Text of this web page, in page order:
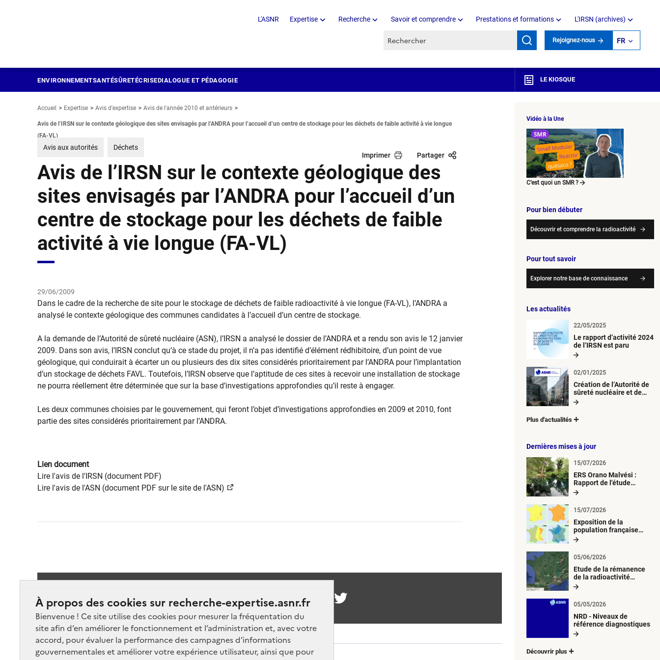
À propos des cookies sur recherche-expertise.asnr.fr
Bienvenue ! Ce site utilise des cookies pour mesurer la fréquentation du
site afin d’en améliorer le fonctionnement et l’administration et, avec votre
accord, pour évaluer la performance des campagnes d’informations
gouvernementales et améliorer votre expérience utilisateur, ainsi que pour
L'ASNR Expertise Recherche Savoir et comprendre Prestations et formations L'IRSN (archives)
Recherche par mots clés Rejoignez-nous FR
ENVIRONNEMENTSANTÉSÛRETÉCRISEDIALOGUE ET PÉDAGOGIE LE KIOSQUE
Accueil Expertise Avis d'expertise Avis de l'année 2010 et antérieurs
Avis de l’IRSN sur le contexte géologique des sites envisagés par l’ANDRA pour l’accueil d’un centre de stockage pour les déchets de faible activité à vie longue
(FA-VL)
Imprimer Partager
Avis aux autorités Déchets
Avis de l’IRSN sur le contexte géologique des
sites envisagés par l’ANDRA pour l’accueil d’un
centre de stockage pour les déchets de faible
activité à vie longue (FA-VL)
29/06/2009
​Dans le cadre de la recherche de site pour le stockage de déchets de faible radioactivité à vie longue (FA-VL), l’ANDRA a
analysé le contexte géologique des communes candidates à l’accueil d’un centre de stockage.
A la demande de l’Autorité de sûreté nucléaire (ASN), l’IRSN a analysé le dossier de l’ANDRA et a rendu son avis le 12 janvier
2009. Dans son avis, l’IRSN conclut qu’à ce stade du projet, il n’a pas identifié d’élément rédhibitoire, d’un point de vue
géologique, qui conduirait à écarter un ou plusieurs des dix sites considérés prioritairement par l’ANDRA pour l’implantation
d’un stockage de déchets FAVL. Toutefois, l’IRSN observe que l’aptitude de ces sites à recevoir une installation de stockage
ne pourra réellement être déterminée que sur la base d’investigations approfondies qu’il reste à engager.
Les deux communes choisies par le gouvernement, qui feront l’objet d’investigations approfondies en 2009 et 2010, font
partie des sites considérés prioritairement par l’ANDRA.
Lien document
Lire l'avis de l'IRSN (document PDF)
Lire l'avis de l'ASN (document PDF sur le site de l'ASN)
Vidéo à la Une
C’est quoi un SMR ?
Pour bien débuter
Découvrir et comprendre la radioactivité
Pour tout savoir
Explorer notre base de connaissance
Les actualités
Le rapport d’activité 2024
de l’IRSN est paru
22/05/2025
Création de l’Autorité de
sûreté nucléaire et de
radioprotection (ASNR)
02/01/2025
Plus d'actualités
Dernières mises à jour
ERS Orano Malvési :
Rapport de l'étude
radiologique du milieu
15/07/2026
Exposition de la
population française
métropolitaine aux
atmosphériques
radioactives depuis 1945
15/07/2026
Etude de la rémanence
de la radioactivité
d’origine artificielle
05/06/2026
NRD - Niveaux de
référence diagnostiques
05/05/2026
Découvrir plus
Suivez-nous